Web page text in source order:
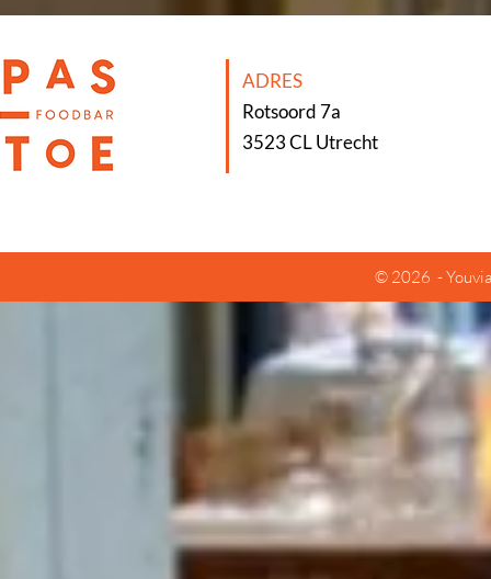
ADRES
Rotsoord 7a
3523 CL Utrecht
© 2026 -